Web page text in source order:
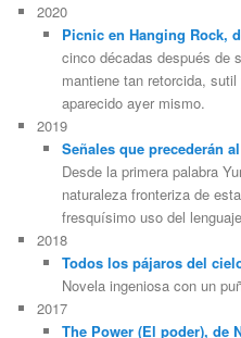
2020
Picnic en Hanging Rock,
cinco décadas después de
mantiene tan retorcida,
aparecido ayer mismo.
2019
Señales que precederán
Desde la primera palabra
naturaleza fronteriza de
fresquísimo uso del
2018
Todos los pájaros del
Novela ingeniosa con un
2017
The Power (El poder), de